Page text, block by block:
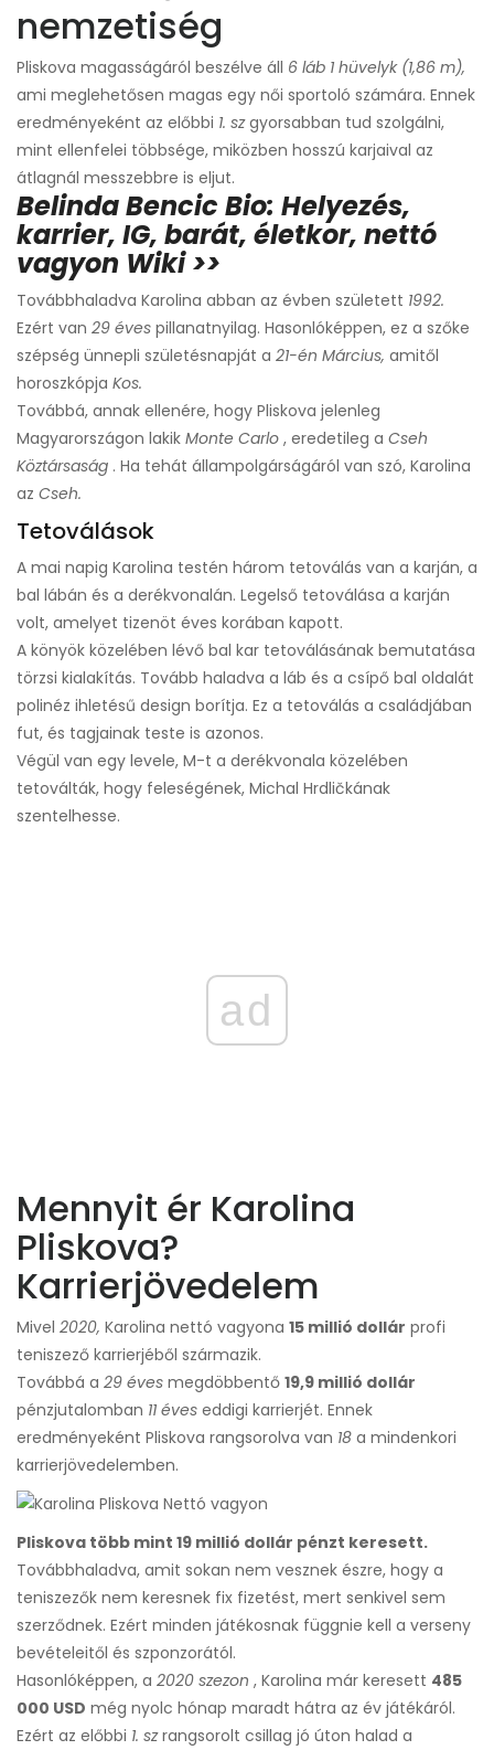
nemzetiség
Pliskova magasságáról beszélve áll 6 láb 1 hüvelyk (1,86 m),
ami meglehetősen magas egy női sportoló számára. Ennek
eredményeként az előbbi 1. szgyorsabban tud szolgálni,
mint ellenfelei többsége, miközben hosszú karjaival az
átlagnál messzebbre is eljut.
Belinda Bencic Bio: Helyezés,
karrier, IG, barát, életkor, nettó
vagyon Wiki >>
Továbbhaladva Karolina abban az évben született 1992.
Ezért van 29 éves pillanatnyilag. Hasonlóképpen, ez a szőke
szépség ünnepli születésnapját a 21-én Március, amitől
horoszkópja Kos.
Továbbá, annak ellenére, hogy Pliskova jelenleg
Magyarországon lakik Monte Carlo , eredetileg a Cseh
Köztársaság . Ha tehát állampolgárságáról van szó, Karolina
az Cseh.
Tetoválások
A mai napig Karolina testén három tetoválás van a karján, a
bal lábán és a derékvonalán. Legelső tetoválása a karján
volt, amelyet tizenöt éves korában kapott.
A könyök közelében lévő bal kar tetoválásának bemutatása
törzsi kialakítás. Tovább haladva a láb és a csípő bal oldalát
polinéz ihletésű design borítja. Ez a tetoválás a családjában
fut, és tagjainak teste is azonos.
Végül van egy levele, M-t a derékvonala közelében
tetoválták, hogy feleségének, Michal Hrdličkának
szentelhesse.
ad
Mennyit ér Karolina
Pliskova?
Karrierjövedelem
Mivel 2020, Karolina nettó vagyona 15 millió dollár profi
teniszező karrierjéből származik.
Továbbá a 29 éves megdöbbentő 19,9 millió dollár
pénzjutalomban 11 éves eddigi karrierjét. Ennek
eredményeként Pliskova rangsorolva van 18 a mindenkori
karrierjövedelemben.
Pliskova több mint 19 millió dollár pénzt keresett.
Továbbhaladva, amit sokan nem vesznek észre, hogy a
teniszezők nem keresnek fix fizetést, mert senkivel sem
szerződnek. Ezért minden játékosnak függnie kell a verseny
bevételeitől és szponzorától.
Hasonlóképpen, a 2020 szezon , Karolina már keresett 485
000 USD még nyolc hónap maradt hátra az év játékáról.
Ezért az előbbi 1. szrangsorolt ​​csillag jó úton halad a